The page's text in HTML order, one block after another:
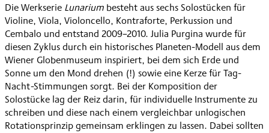
Die Werkserie Lunarium besteht aus sechs Solostücken für
Violine, Viola, Violoncello, Kontraforte, Perkussion und
Cembalo und entstand 2009–2010. Julia Purgina wurde für
diesen Zyklus durch ein historisches Planeten-Modell aus dem
Wiener Globenmuseum inspiriert, bei dem sich Erde und
Sonne um den Mond drehen (!) sowie eine Kerze für Tag-
Nacht-Stimmungen sorgt. Bei der Komposition der
Solostücke lag der Reiz darin, für individuelle Instrumente zu
schreiben und diese nach einem vergleichbar unlogischen
Rotationsprinzip gemeinsam erklingen zu lassen. Dabei sollten